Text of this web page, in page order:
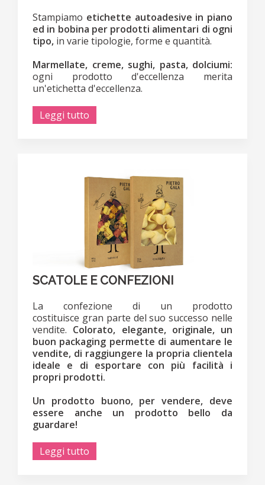
Stampiamo etichette autoadesive in piano
ed in bobina per prodotti alimentari di ogni
tipo, in varie tipologie, forme e quantità.
Marmellate, creme, sughi, pasta, dolciumi:
ogni prodotto d'eccellenza merita
un'etichetta d'eccellenza.
Leggi tutto
SCATOLE E CONFEZIONI
La confezione di un prodotto
costituisce gran parte del suo successo nelle
vendite. Colorato, elegante, originale, un
buon packaging permette di aumentare le
vendite, di raggiungere la propria clientela
ideale e di esportare con più facilità i
propri prodotti.
Un prodotto buono, per vendere, deve
essere anche un prodotto bello da
guardare!
Leggi tutto